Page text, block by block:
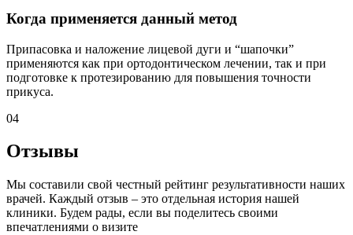
Когда применяется данный метод
Припасовка и наложение лицевой дуги и “шапочки”
применяются как при ортодонтическом лечении, так и при
подготовке к протезированию для повышения точности
прикуса.
04
Отзывы
Мы составили свой честный рейтинг результативности наших
врачей. Каждый отзыв – это отдельная история нашей
клиники. Будем рады, если вы поделитесь своими
впечатлениями о визите